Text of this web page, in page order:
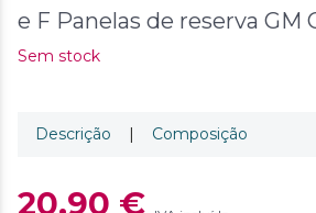
e F Panelas de reserva GM
Sem stock
Descrição | Composição
20,90 €